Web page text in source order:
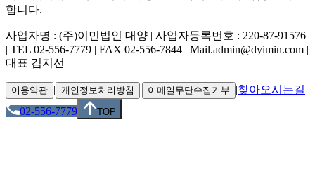
합니다.
사업자명 : (주)이민법인 대양 | 사업자등록번호 : 220-87-91576
| TEL 02-556-7779 | FAX 02-556-7844 | Mail.admin@dyimin.com |
대표 김지선
이용약관 | 개인정보처리방침 | 이메일무단수집거부 |찾아오시는길
02-556-7779
TOP